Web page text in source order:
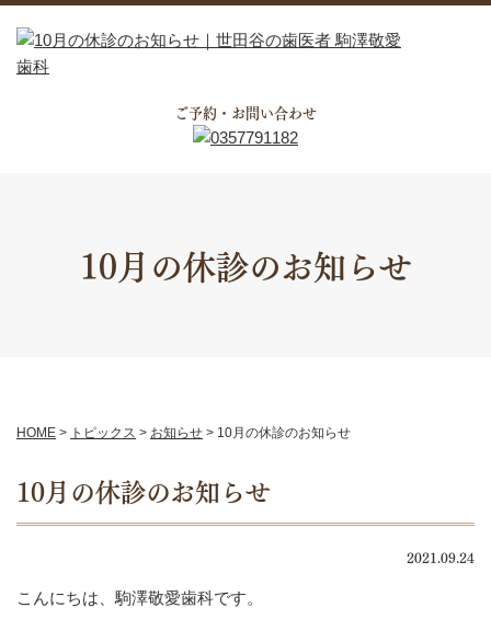
ご予約・お問い合わせ
10月の休診のお知らせ
HOME > トピックス > お知らせ > 10月の休診のお知らせ
10月の休診のお知らせ
2021.09.24
こんにちは、駒澤敬愛歯科です。